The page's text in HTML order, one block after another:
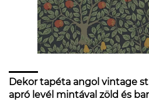
Dekor tapéta angol vintage
apró levél mintával zöld és